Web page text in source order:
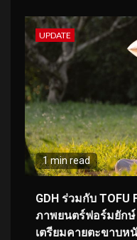
UPDATE
1 min read
GDH ร่วมกับ TOFU
ภาพยนตร์ฟอร์มยักษ์
เตรียมคายตะขาบ